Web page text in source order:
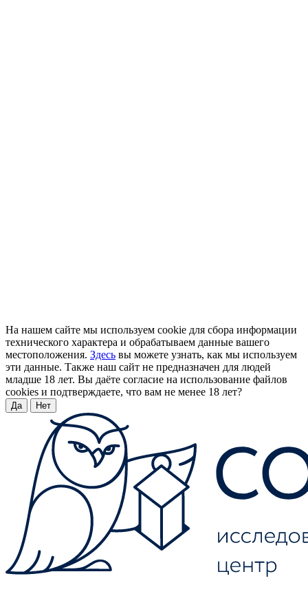
На нашем сайте мы используем cookie для сбора информации
технического характера и обрабатываем данные вашего
местоположения. Здесь вы можете узнать, как мы используем
эти данные. Также наш сайт не предназначен для людей
младше 18 лет. Вы даёте согласие на использование файлов
cookies и подтверждаете, что вам не менее 18 лет?
Да Нет